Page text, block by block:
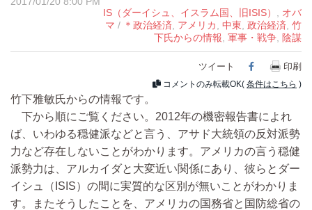
IS（ダーイシュ、イスラム国、旧ISIS）
オバ
マ / ＊政治経済 アメリカ 中東 政治経済 竹
下氏からの情報 軍事・戦争 陰謀
ツイート Facebook
印刷
コメントのみ転載OK( 条件はこちら )
竹下雅敏氏からの情報です。
下から順にご覧ください。2012年の機密報告書によれ
ば、いわゆる穏健派などと言う、アサド大統領の反対派勢
力など存在しないことがわかります。アメリカの言う穏健
派勢力は、アルカイダと大変近い関係にあり、彼らとダー
イシュ（ISIS）の間に実質的な区別が無いことがわかりま
す。またそうしたことを、アメリカの国務省と国防総省の